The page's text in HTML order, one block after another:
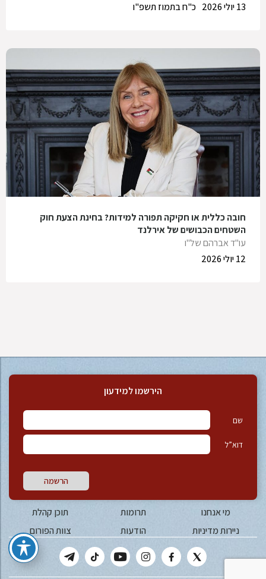
כ"ח בתמוז תשפ"ו
13 יולי 2026
חובה כללית או חקיקה תפורה למידות? בחינת הצעת חוק
השטחים הכבושים של אירלנד
עו"ד אברהם של"ו
12 יולי 2026
הירשמו למידעון
שם
דוא”ל
הרשמה
מי אנחנו תרומות
תוכן קהלת
ניירות מדיניות
הודעות צוות הפורום